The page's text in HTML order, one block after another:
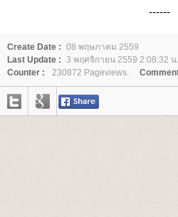
------
Create Date : 08 พฤษภาคม 2559
Last Update : 3 พฤศจิกายน 2559 2:08:32 น.
Counter :
230872 Pageviews.